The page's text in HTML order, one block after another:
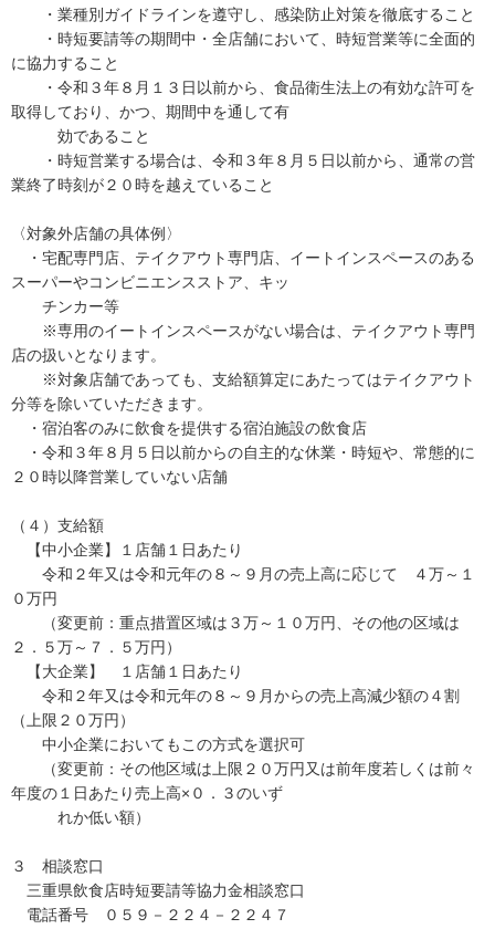
・業種別ガイドラインを遵守し、感染防止対策を徹底すること
・時短要請等の期間中・全店舗において、時短営業等に全面的
に協力すること
・令和３年８月１３日以前から、食品衛生法上の有効な許可を
取得しており、かつ、期間中を通して有
効であること
・時短営業する場合は、令和３年８月５日以前から、通常の営
業終了時刻が２０時を越えていること
〈対象外店舗の具体例〉
・宅配専門店、テイクアウト専門店、イートインスペースのある
スーパーやコンビニエンスストア、キッ
チンカー等
※専用のイートインスペースがない場合は、テイクアウト専門
店の扱いとなります。
※対象店舗であっても、支給額算定にあたってはテイクアウト
分等を除いていただきます。
・宿泊客のみに飲食を提供する宿泊施設の飲食店
・令和３年８月５日以前からの自主的な休業・時短や、常態的に
２０時以降営業していない店舗
（４）支給額
【中小企業】１店舗１日あたり
令和２年又は令和元年の８～９月の売上高に応じて ４万～１
０万円
（変更前：重点措置区域は３万～１０万円、その他の区域は
２．５万～７．５万円）
【大企業】 １店舗１日あたり
令和２年又は令和元年の８～９月からの売上高減少額の４割
（上限２０万円）
中小企業においてもこの方式を選択可
（変更前：その他区域は上限２０万円又は前年度若しくは前々
年度の１日あたり売上高×０．３のいず
れか低い額）
３ 相談窓口
三重県飲食店時短要請等協力金相談窓口
電話番号 ０５９－２２４－２２４７